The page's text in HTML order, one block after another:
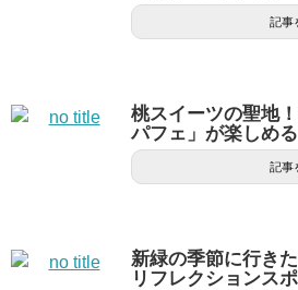
記事
桃スイーツの聖地
パフェ」が楽しめ
記事
新緑の季節に行き
リフレクションス